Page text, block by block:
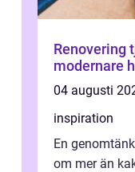
Renovering tjörn trygg
modernare
04 augusti
inspiration
En
om mer än